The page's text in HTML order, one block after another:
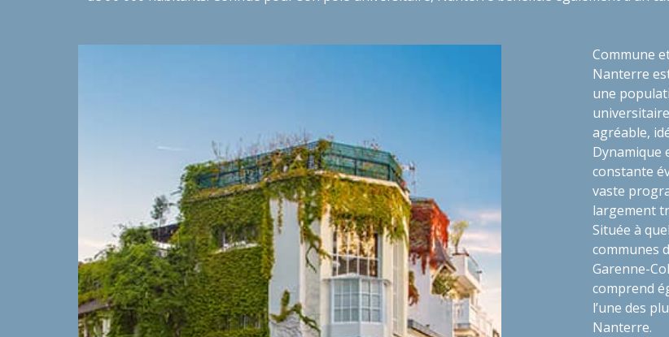
Commune
Nanterre
une
agréable,
Dynamique
constante
vaste
largement
Située à
communes
Garenne-
comprend
l’une des
Nanterre.